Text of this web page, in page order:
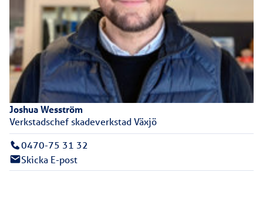
JoshuaWesström
Verkstadschef skadeverkstad Växjö
0470-75 31 32
Skicka E-post